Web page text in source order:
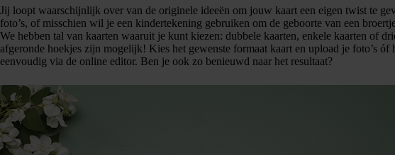
Jij loopt waarschijnlijk over van de originele ideeën om jouw kaart een eigen twist te
foto’s, of misschien wil je een kindertekening gebruiken om de geboorte van een
We hebben tal van kaarten waaruit je kunt kiezen: dubbele kaarten, enkele kaarten of
afgeronde hoekjes zijn mogelijk! Kies het gewenste formaat kaart en upload je foto’s óf
eenvoudig via de online editor. Ben je ook zo benieuwd naar het resultaat?